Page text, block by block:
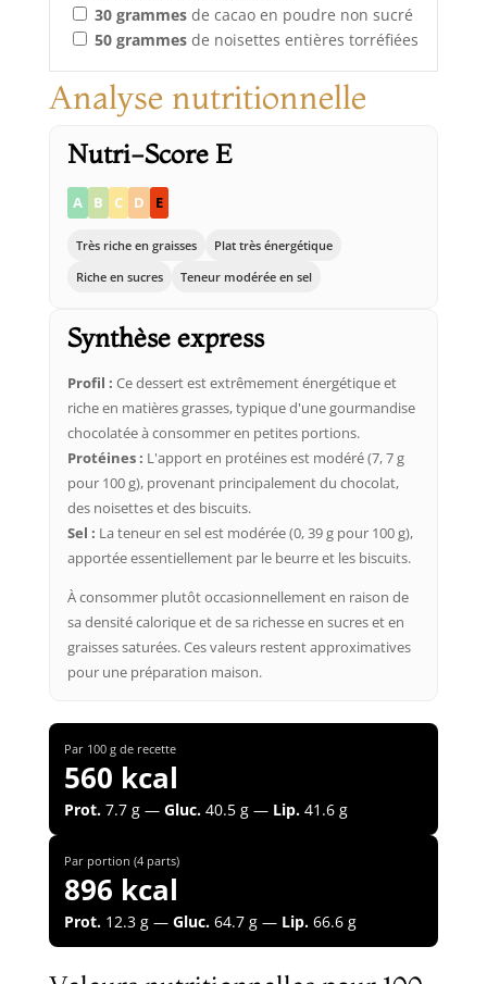
30 grammesde cacao en poudre non sucré
50 grammesde noisettes entières torréfiées
Analyse nutritionnelle
Nutri-Score E
A B C D E
Très riche en graisses
Plat très énergétique
Riche en sucres
Teneur modérée en sel
Synthèse express
Profil : Ce dessert est extrêmement énergétique et
riche en matières grasses, typique d'une gourmandise
chocolatée à consommer en petites portions.
Protéines : L'apport en protéines est modéré (7, 7 g
pour 100 g), provenant principalement du chocolat,
des noisettes et des biscuits.
Sel : La teneur en sel est modérée (0, 39 g pour 100 g),
apportée essentiellement par le beurre et les biscuits.
À consommer plutôt occasionnellement en raison de
sa densité calorique et de sa richesse en sucres et en
graisses saturées. Ces valeurs restent approximatives
pour une préparation maison.
Par 100 g de recette
560 kcal
Prot.7.7 g — Gluc.40.5 g — Lip.41.6 g
Par portion (4 parts)
896 kcal
Prot.12.3 g — Gluc.64.7 g — Lip.66.6 g